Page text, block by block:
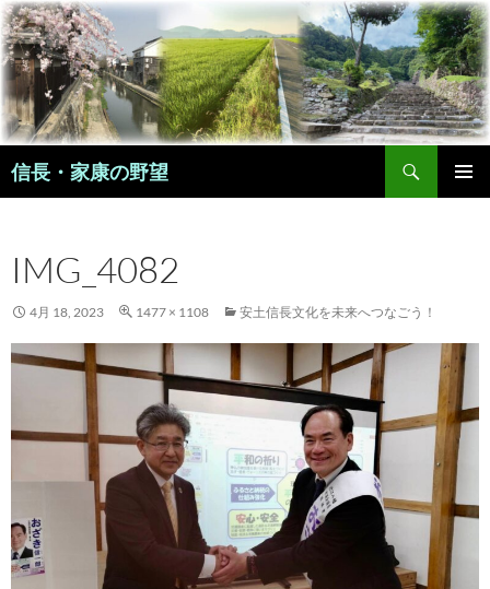
コ
ン
テ
ツ
へ
ス
キ
信長・家康の野望
索
IMG_4082
4月 18, 2023 1477 × 1108 安土信長文化を未来へつなごう！